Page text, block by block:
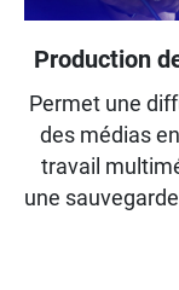
Production
Permet une
des médias
travail
une